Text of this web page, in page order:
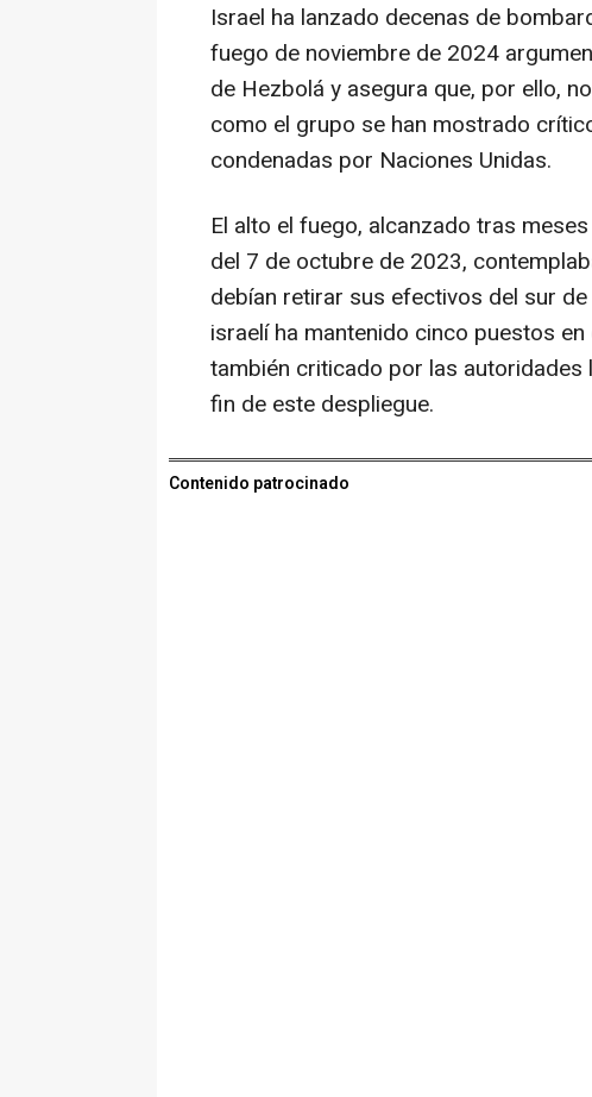
Israel ha lanzado decenas de
fuego de noviembre de 2024
de Hezbolá y asegura que, por ello,
como el grupo se han mostrado
condenadas por Naciones Unidas.
El alto el fuego, alcanzado tras
del 7 de octubre de 2023,
debían retirar sus efectivos del sur
israelí ha mantenido cinco puestos
también criticado por las autoridades
fin de este despliegue.
Contenido patrocinado